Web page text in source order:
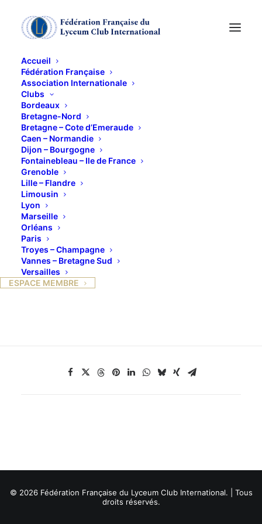
Accueil
Fédération Française
Association Internationale
Clubs
Bordeaux
Bretagne-Nord
Bretagne – Cote d’Emeraude
Caen – Normandie
Dijon – Bourgogne
Fontainebleau – Ile de France
Grenoble
Lille – Flandre
Limousin
Lyon
Marseille
Orléans
Paris
Troyes – Champagne
Vannes – Bretagne Sud
Versailles
ESPACE MEMBRE
CONFERENCE
21 NOVEMBRE 2011
‘Une société en crise
Affaires et scandales dans l’Egypte de Ramsès II et
de ses successeurs’
par Pascal Vernus
21 novembre, 18 h 30 chez Françoise Descazeaud
© 2026 Fédération Française du Lyceum Club International. | Tous
droits réservés.